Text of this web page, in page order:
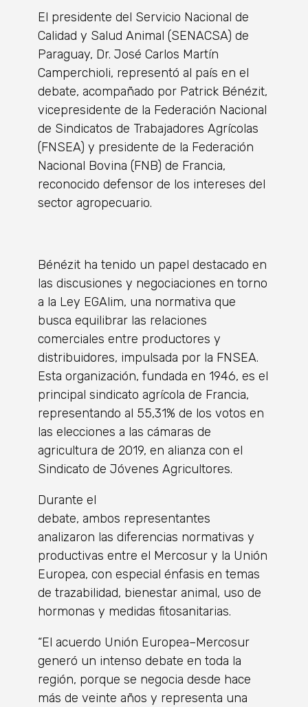
El presidente del Servicio Nacional de
Calidad y Salud Animal (SENACSA) de
Paraguay, Dr. José Carlos Martín
Camperchioli, representó al país en el
debate, acompañado por Patrick Bénézit,
vicepresidente de la Federación Nacional
de Sindicatos de Trabajadores Agrícolas
(FNSEA) y presidente de la Federación
Nacional Bovina (FNB) de Francia,
reconocido defensor de los intereses del
sector agropecuario.
Bénézit ha tenido un papel destacado en
las discusiones y negociaciones en torno
a la Ley EGAlim, una normativa que
busca equilibrar las relaciones
comerciales entre productores y
distribuidores, impulsada por la FNSEA.
Esta organización, fundada en 1946, es el
principal sindicato agrícola de Francia,
representando al 55,31% de los votos en
las elecciones a las cámaras de
agricultura de 2019, en alianza con el
Sindicato de Jóvenes Agricultores.
Durante el
debate, ambos representantes
analizaron las diferencias normativas y
productivas entre el Mercosur y la Unión
Europea, con especial énfasis en temas
de trazabilidad, bienestar animal, uso de
hormonas y medidas fitosanitarias.
“El acuerdo Unión Europea–Mercosur
generó un intenso debate en toda la
región, porque se negocia desde hace
más de veinte años y representa una